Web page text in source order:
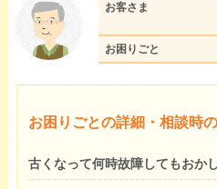
お客さま
お困りごと
お困りごとの詳細・相談時
古くなって何時故障してもおか